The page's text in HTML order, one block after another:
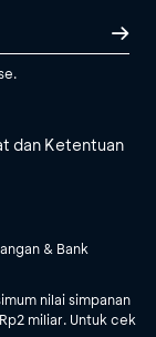
dan Ketentuan
& Bank
nilai simpanan
miliar. Untuk cek